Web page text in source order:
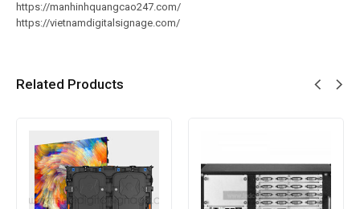
https://manhinhquangcao247.com/
https://vietnamdigitalsignage.com/
Related Products